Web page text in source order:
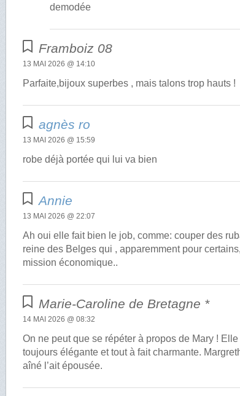
demodée
Framboiz 08
13 MAI 2026 @ 14:10
Parfaite,bijoux superbes , mais talons trop hauts !
agnès ro
13 MAI 2026 @ 15:59
robe déjà portée qui lui va bien
Annie
13 MAI 2026 @ 22:07
Ah oui elle fait bien le job, comme: couper des
reine des Belges qui , apparemment pour
mission économique..
Marie-Caroline de Bretagne *
14 MAI 2026 @ 08:32
On ne peut que se répéter à propos de Mary !
toujours élégante et tout à fait charmante.
aîné l’ait épousée.